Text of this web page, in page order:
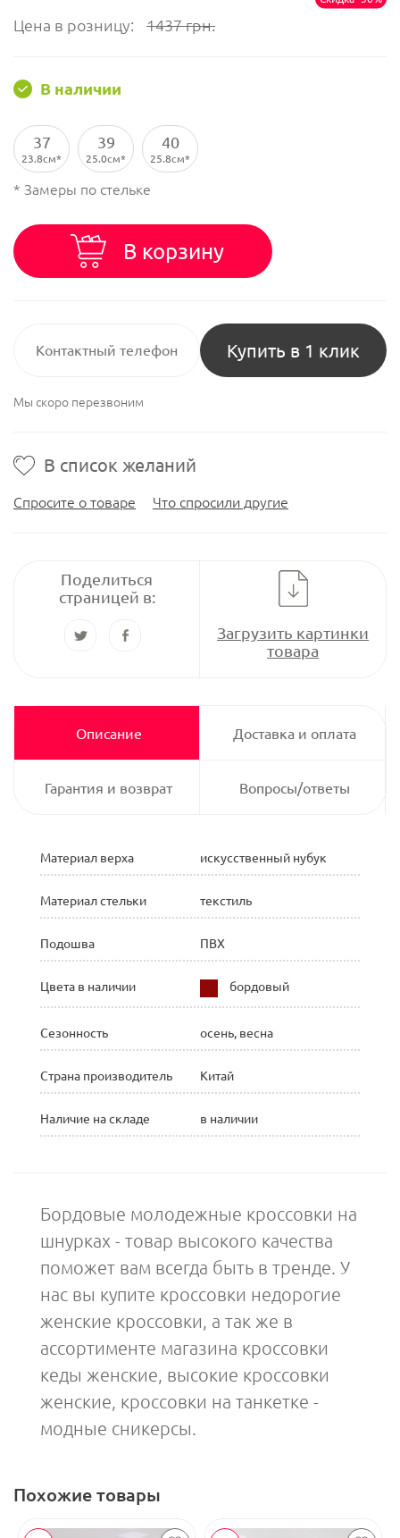
Цена в розницу: 1437грн.
В наличии
37
23.8см
39
25.0см
40
25.8см
* Замеры по стельке
В корзину
Купить в 1 клик
Мы скоро перезвоним
В список желаний
Спросите о товаре Что спросили другие
Поделиться
страницей в:
Загрузить картинки
товара
Описание Доставка и оплата
Гарантия и возврат Вопросы/ответы
Материал верха искусственный нубук
Материал стельки текстиль
Подошва ПВХ
Цвета в наличии бордовый
Сезонность осень, весна
Страна производитель Китай
Наличие на складе в наличии
Бордовые молодежные кроссовки на
шнурках - товар высокого качества
поможет вам всегда быть в тренде. У
нас вы купите кроссовки недорогие
женские кроссовки , а так же в
ассортименте магазина кроссовки
кеды женские, высокие кроссовки
женские, кроссовки на танкетке -
модные сникерсы.
Похожие товары